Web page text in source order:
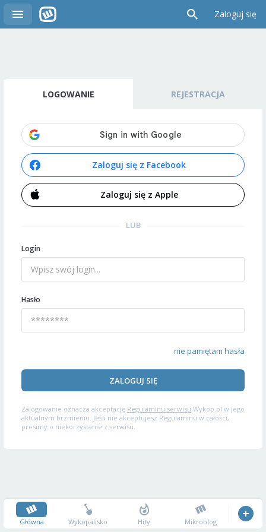
Zaloguj się
LOGOWANIE REJESTRACJA
Zaloguj się z Facebook
Zaloguj się z Apple
LUB
Login
Hasło
nie pamiętam hasła
ZALOGUJ SIĘ
Zalogowanie oznacza akceptację Regulaminu serwisu Wykop.pl w jego
aktualnym brzmieniu. Jeśli nie akceptujesz Regulaminu w całości,
prosimy o niekorzystanie z serwisu.
Główna Wykopalisko Hity Mikroblog